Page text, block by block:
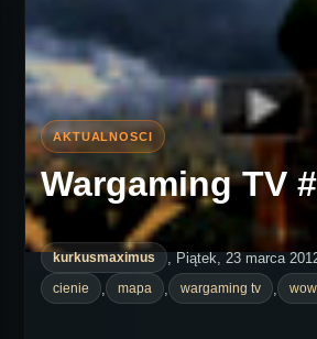
Wargaming TV
kurkusmaximus , Piątek, 23 marca
cienie
mapa wargaming tv